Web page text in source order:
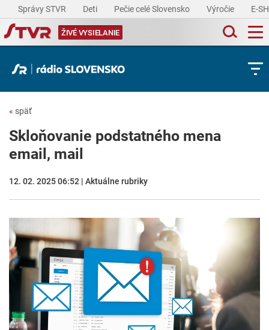
Správy STVR Deti Pečie celé Slovensko Výročie E-
ŽIVÉ VYSIELANIE
« späť
Skloňovanie podstatného mena
email, mail
12. 02. 2025 06:52 | Aktuálne rubriky